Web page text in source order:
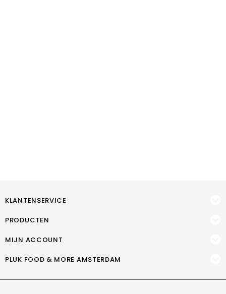
KLANTENSERVICE
PRODUCTEN
MIJN ACCOUNT
PLUK FOOD & MORE AMSTERDAM